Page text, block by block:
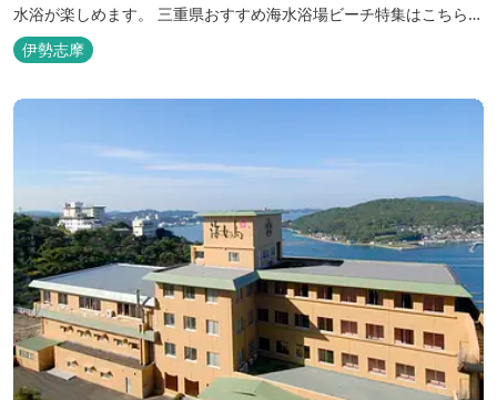
水浴が楽しめます。 三重県おすすめ海水浴場ビーチ特集はこちら
🏖三重の海水浴場ビーチ特集 プー...
伊勢志摩